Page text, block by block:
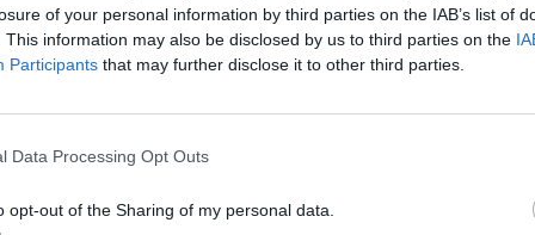
of your personal information by third parties on the IAB’s list of
This information may also be disclosed by us to third parties on the
Participants that may further disclose it to other third parties.
Data Processing Opt Outs
opt-out of the Sharing of my personal data.